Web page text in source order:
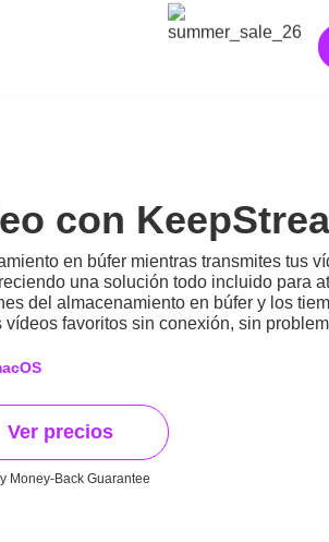
con
en búfer mientras transmites tus
una solución todo incluido para
del almacenamiento en búfer y los
favoritos sin conexión, sin
Ver precios
Money-Back Guarantee